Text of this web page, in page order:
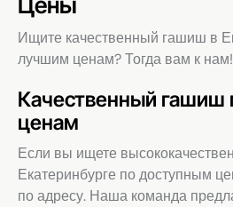
Ищите качественный гашиш в
лучшим ценам? Тогда вам к нам!
Качественный гашиш
ценам
Если вы ищете
Екатеринбурге по доступным
по адресу. Наша команда